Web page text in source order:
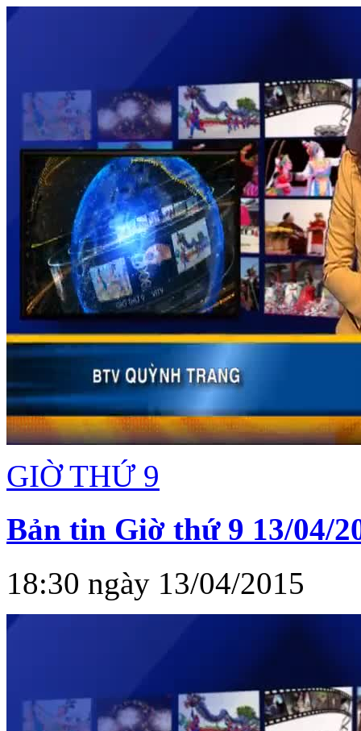
GIỜ THỨ 9
Bản tin Giờ thứ 9 13/04/
18:30 ngày 13/04/2015